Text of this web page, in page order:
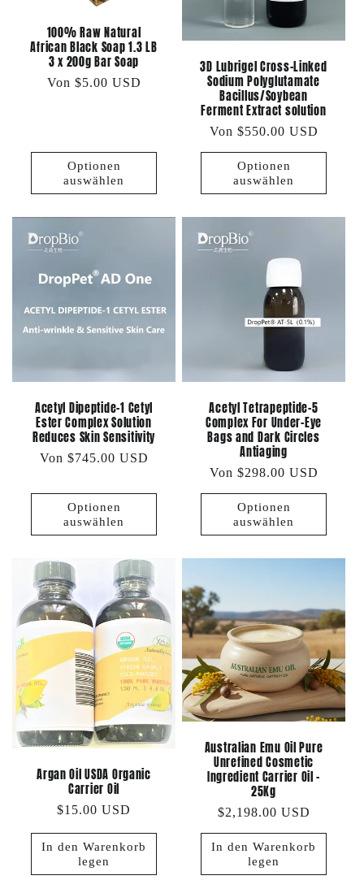
100% Raw Natural
African Black Soap 1.3 LB
3 x 200g Bar Soap
Normaler
Von $5.00 USD
Optionen
auswählen
3D Lubrigel Cross-Linked
Sodium Polyglutamate
Bacillus/Soybean
Ferment Extract solution
Normaler
Preis
Von $550.00 USD
Optionen
auswählen
Acetyl Dipeptide-1 Cetyl
Ester Complex Solution
Reduces Skin Sensitivity
Normaler
Von $745.00 USD
Optionen
auswählen
Acetyl Tetrapeptide-5
Complex For Under-Eye
Bags and Dark Circles
Antiaging
Normaler
Preis
Von $298.00 USD
Optionen
auswählen
Argan Oil USDA Organic
Carrier Oil
Normaler
$15.00 USD
In den Warenkorb
legen
Australian Emu Oil Pure
Unrefined Cosmetic
Ingredient Carrier Oil -
25Kg
Normaler
Preis
$2,198.00 USD
In den Warenkorb
legen